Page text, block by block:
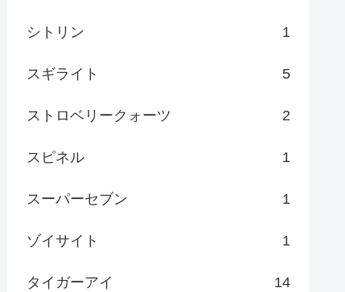
シトリン 1
スギライト 5
ストロベリークォーツ 2
スピネル 1
スーパーセブン 1
ゾイサイト 1
タイガーアイ 14